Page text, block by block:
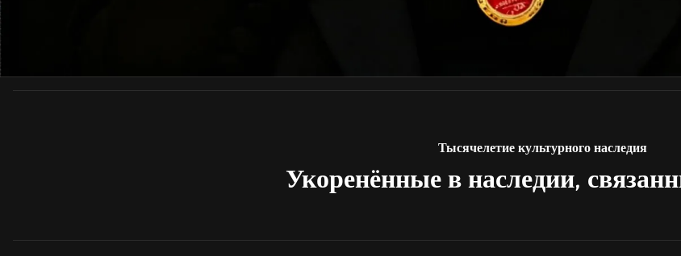
Тысячелетие культурного наследия
Укоренённые в наследии,